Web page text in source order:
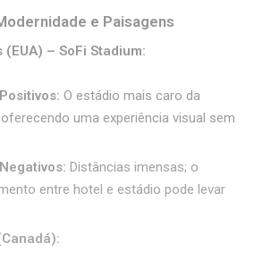
e Paisagens
(EUA) – SoFi Stadium:
O estádio mais caro da
uma experiência visual sem
Distâncias imensas; o
entre hotel e estádio pode levar